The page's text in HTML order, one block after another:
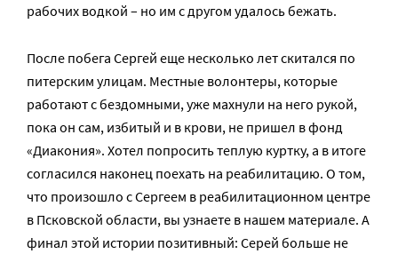
рабочих водкой – но им с другом удалось бежать.
После побега Сергей еще несколько лет скитался по
питерским улицам. Местные волонтеры, которые
работают с бездомными, уже махнули на него рукой,
пока он сам, избитый и в крови, не пришел в фонд
«Диакония». Хотел попросить теплую куртку, а в итоге
согласился наконец поехать на реабилитацию. О том,
что произошло с Сергеем в реабилитационном центре
в Псковской области, вы узнаете в нашем материале. А
финал этой истории позитивный: Серей больше не